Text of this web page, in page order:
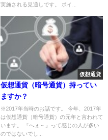
実施される見通しです。 ポイ...
仮想通貨
仮想通貨（暗号通貨）持ってい
ますか？
※2017年当時のお話です。 今年、2017年
は仮想通貨（暗号通貨）の元年と言われて
います。 『へぇ～』って感じの人が多い
のではないでし...